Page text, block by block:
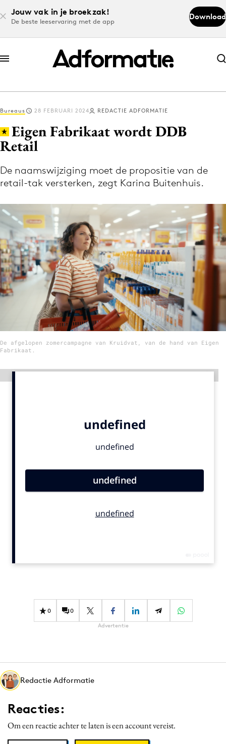
Jouw vak in je broekzak!
De beste leeservaring met de app
Download
Abonneer nu
Abonneer nu
Log in
Volg het laatste nieuws via de Adformatie
Nieuws app
Menu
Home
9 sept: GenAI-training
12 nov: MarketingLive!
Adverteren
Events
Carriere
Design
Diversiteit
Effectiviteit
Martech
Media
Merkstrategie
Bureaus 28 FEBRUARI 2024 REDACTIE ADFORMATIE
Eigen Fabrikaat wordt DDB
Retail
De naamswijziging moet de propositie van de
retail-tak versterken, zegt Karina Buitenhuis.
De afgelopen zomercampagne van Kruidvat, van de hand van Eigen
Fabrikaat.
0 0
Advertentie
Redactie Adformatie
Reacties:
Om een reactie achter te laten is een account vereist.